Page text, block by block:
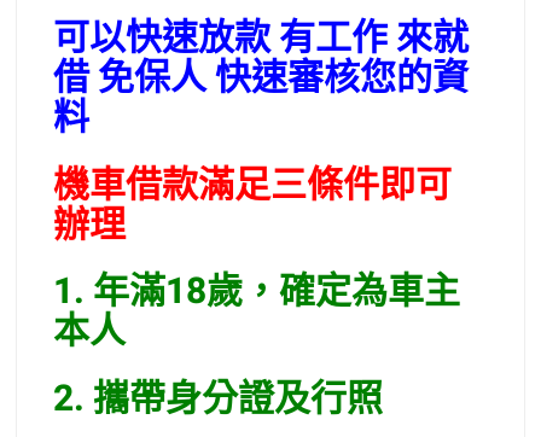
可以快速放款 有工作 來就
借 免保人 快速審核您的資
料
機車借款滿足三條件即可
辦理
1. 年滿18歲，確定為車主
本人
2. 攜帶身分證及行照